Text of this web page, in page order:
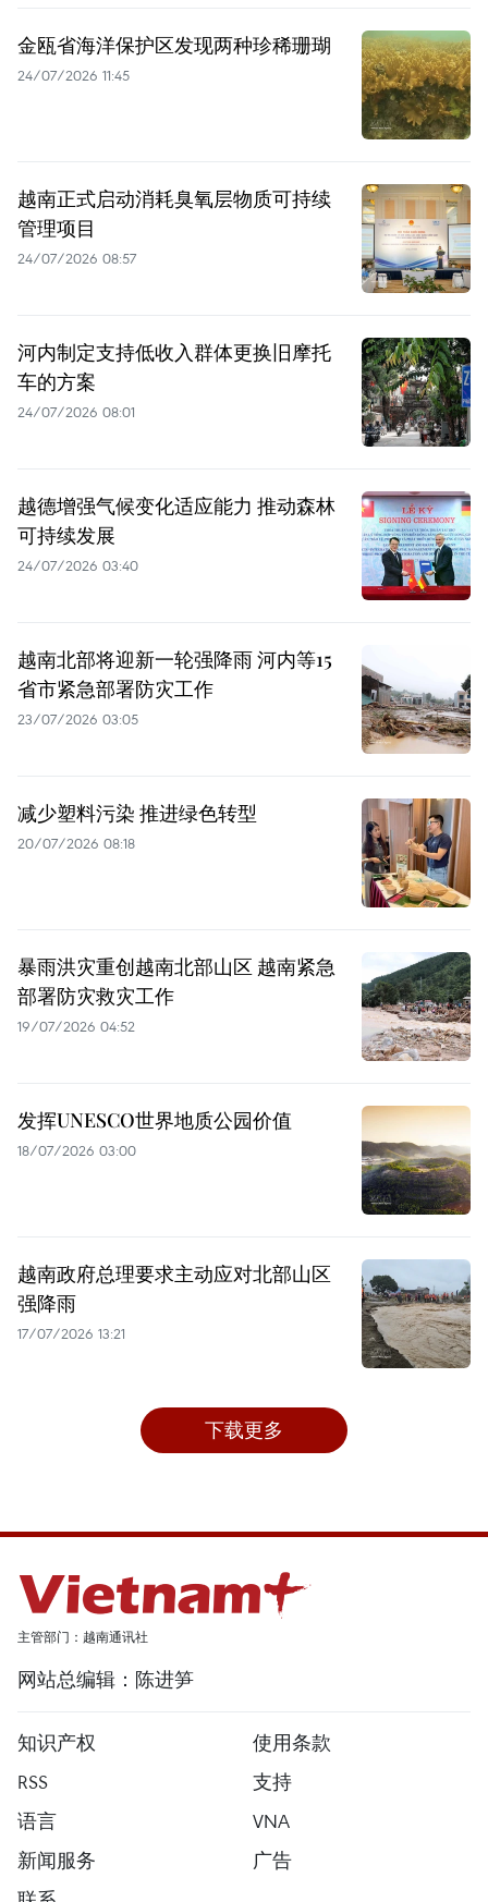
金瓯省海洋保护区发现两种珍稀珊瑚
24/07/2026 11:45
越南正式启动消耗臭氧层物质可持续
管理项目
24/07/2026 08:57
河内制定支持低收入群体更换旧摩托
车的方案
24/07/2026 08:01
越德增强气候变化适应能力 推动森林
可持续发展
24/07/2026 03:40
越南北部将迎新一轮强降雨 河内等15
省市紧急部署防灾工作
23/07/2026 03:05
减少塑料污染 推进绿色转型
20/07/2026 08:18
暴雨洪灾重创越南北部山区 越南紧急
部署防灾救灾工作
19/07/2026 04:52
发挥UNESCO世界地质公园价值
18/07/2026 03:00
越南政府总理要求主动应对北部山区
强降雨
17/07/2026 13:21
下载更多
主管部门：越南通讯社
网站总编辑：陈进笋
知识产权
使用条款
RSS
支持
语言
VNA
新闻服务
广告